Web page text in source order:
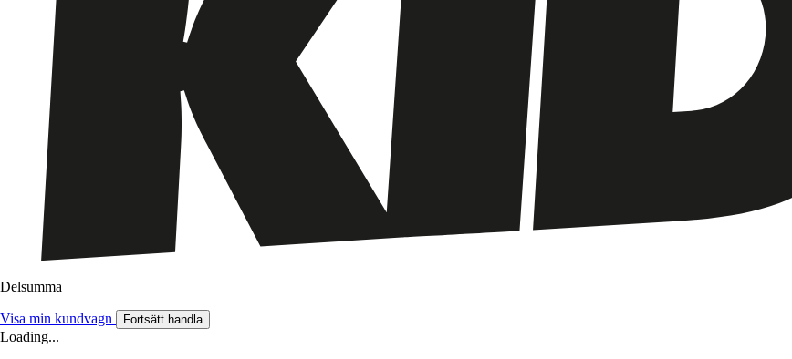
Delsumma
Visa min kundvagn Fortsätt handla
Loading...